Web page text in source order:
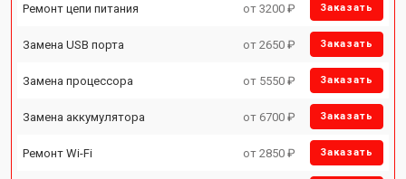
Ремонт цепи питания от 3200 ₽ Заказать
Замена USB порта от 2650 ₽ Заказать
Замена процессора от 5550 ₽ Заказать
Замена аккумулятора от 6700 ₽ Заказать
Ремонт Wi-Fi от 2850 ₽ Заказать